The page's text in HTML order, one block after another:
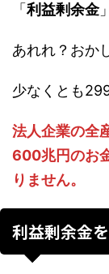
「利益剰余金
あれれ？おか
少なくとも
法人企業の全
600兆円のお
りません。
利益剰余金